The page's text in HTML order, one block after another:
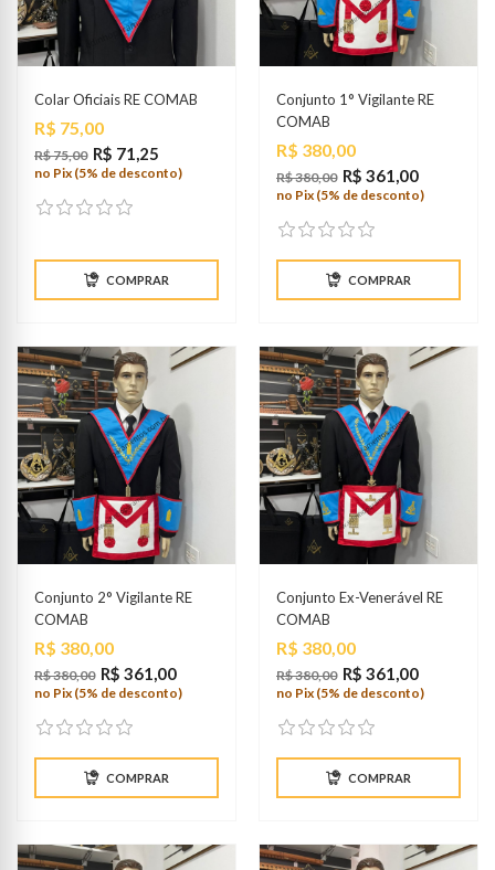
Colar Oficiais RE COMAB
Preço
R$ 75,00
R$ 75,00 R$ 71,25
no Pix (5% de desconto)
COMPRAR
Conjunto 1° Vigilante RE
COMAB
Preço
R$ 380,00
R$ 380,00 R$ 361,00
no Pix (5% de desconto)
COMPRAR
Conjunto 2° Vigilante RE
COMAB
Preço
R$ 380,00
R$ 380,00 R$ 361,00
no Pix (5% de desconto)
COMPRAR
Conjunto Ex-Venerável RE
COMAB
Preço
R$ 380,00
R$ 380,00 R$ 361,00
no Pix (5% de desconto)
COMPRAR